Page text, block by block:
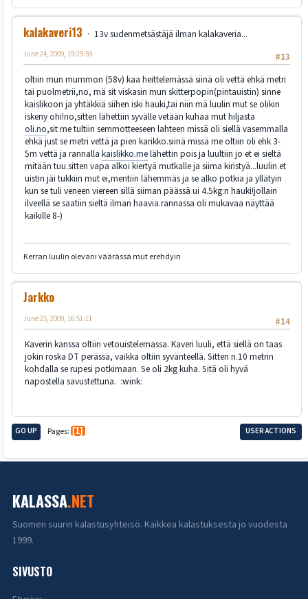
kalakaveri13
13v sudenmetsästäjä ilman kalakaveria...
#13
June 24, 2009, 19:29:59
oltiin mun mummon (58v) kaa heittelemässä siinä oli vettä ehkä metri
tai puolmetrii,no, mä sit viskasin mun skitterpopin(pintauistin) sinne
kaislikoon ja yhtäkkiä siihen iski hauki,tai niin mä luulin mut se olikin
iskeny ohi!no,sitten lähettiin syvälle vetään kuhaa mut hiljasta
oli.no,sit me tultiin semmotteeseen lahteen missä oli siellä vasemmalla
ehkä just se metri vettä ja pien karikko.siinä missä me oltiin oli ehk 3-
5m vettä ja rannalla kaislikko.melähettin pois ja luultiin jo et ei sieltä
mitään tuu.sitten vapa alkoi kiertyä mutkalle ja siima kiristyä...luulin et
uistin jäi tukkiin mut ei,mentiin lähemmäs ja se alko potkia ja yllätyin
kun se tuli veneen viereen sillä siiman päässä ui 4.5kg:n hauki!jollain
ilveellä se saatiin sieltä ilman haavia.rannassa oli mukavaa näyttää
kaikille 8-)
Kerran luulin olevani väärässä mut erehdyin
Jarkko
#14
June 25, 2009, 16:51:11
Kaverin kanssa oltiin vetouistelemassa. Kaveri luuli, että siellä on taas
jokin roska DT perässä, vaikka oltiin syvänteellä. Sitten n.10 metrin
kohdalla se rupesi potkimaan. Se oli 2kg kuha. Sitä oli hyvä
napostella savustettuna. :wink:
GO UP Pages 1 USER ACTIONS
KALASSA.NET
Suomen suurin kalastusyhteisö. Kaikkea kalastuksesta jo vuodesta
1999.
SIVUSTO